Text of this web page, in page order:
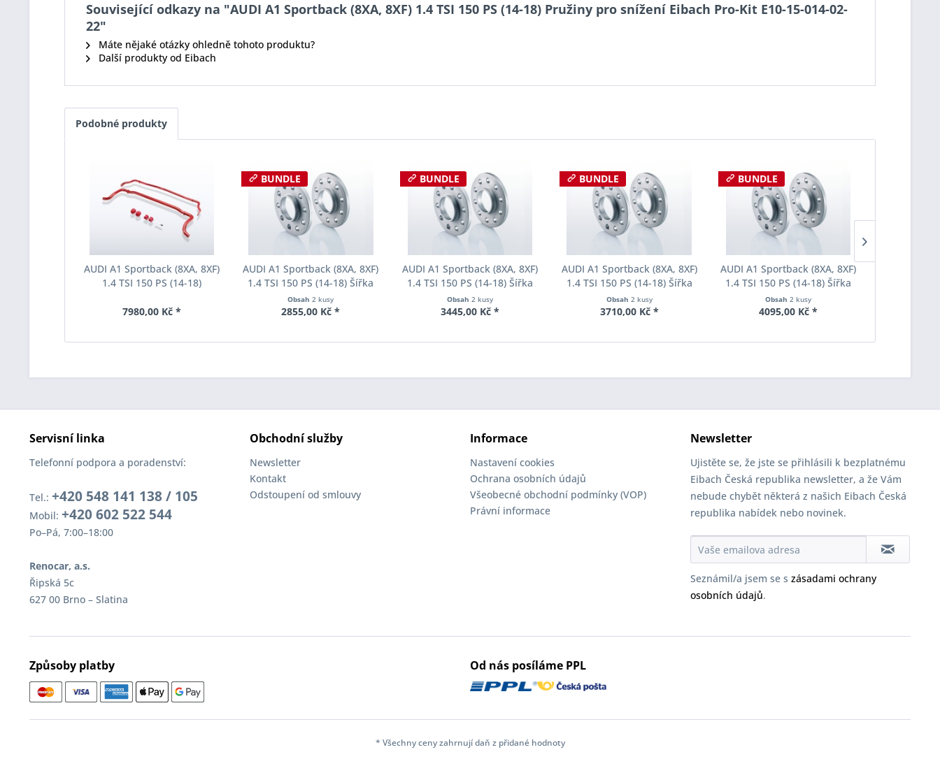
Související odkazy na "AUDI A1 Sportback (8XA, 8XF) 1.4 TSI 150 PS (14-18) Pružiny pro snížení Eibach Pro-Kit E10-15-014-02-
22"
Máte nějaké otázky ohledně tohoto produktu?
Další produkty od Eibach
Podobné produkty
AUDI A1 Sportback (8XA, 8XF)
1.4 TSI 150 PS (14-18)
Roll-Kit E40-85-008-01-10
7980,00 Kč *
BUNDLE
AUDI A1 Sportback (8XA, 8XF)
1.4 TSI 150 PS (14-18) Šířka
rozchodu Eibach Pro-Spacer
S90-2-10-034 System2
Obsah2 kusy
2855,00 Kč *
BUNDLE
AUDI A1 Sportback (8XA, 8XF)
1.4 TSI 150 PS (14-18) Šířka
rozchodu Eibach Pro-Spacer
S90-2-12-013 System2
Obsah 2 kusy
3445,00 Kč *
BUNDLE
AUDI A1 Sportback (8XA, 8XF)
1.4 TSI 150 PS (14-18) Šířka
rozchodu Eibach Pro-Spacer
S90-2-15-005 System2
Obsah 2 kusy
3710,00 Kč *
BUNDLE
AUDI A1 Sportback (8XA, 8XF)
1.4 TSI 150 PS (14-18) Šířka
rozchodu Eibach Pro-Spacer
S90-2-20-004 System2
Obsah2 kusy
4095,00 Kč *
Servisní linka
Telefonní podpora a poradenství:
Tel.: +420 548 141 138 / 105
Mobil: +420 602 522 544
Po–Pá, 7:00–18:00
Renocar, a.s.
Řipská 5c
627 00 Brno – Slatina
Obchodní služby
Newsletter
Kontakt
Odstoupení od smlouvy
Informace
Nastavení cookies
Ochrana osobních údajů
Všeobecné obchodní podmínky (VOP)
Právní informace
Newsletter
Ujistěte se, že jste se přihlásili k bezplatnému
Eibach Česká republika newsletter, a že Vám
nebude chybět některá z našich Eibach Česká
republika nabídek nebo novinek.
Seznámil/a jsem se s zásadami ochrany
osobních údajů.
Způsoby platby Od nás posíláme PPL
* Všechny ceny zahrnují daň z přidané hodnoty